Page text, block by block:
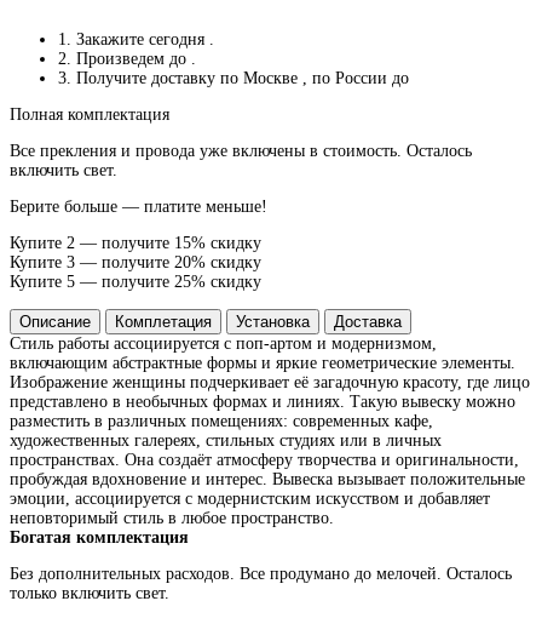
1. Закажите сегодня
2. Произведем до
3. Получите доставку по Москве
, по России до
Полная комплектация
Все прекления и провода уже включены в стоимость. Осталось
включить свет.
Берите больше — платите меньше!
Купите 2 — получите 15% скидку
Купите 3 — получите 20% скидку
Купите 5 — получите 25% скидку
Описание Комплетация Установка
Доставка
Стиль работы ассоциируется с поп-артом и модернизмом,
включающим абстрактные формы и яркие геометрические элементы.
Изображение женщины подчеркивает её загадочную красоту, где лицо
представлено в необычных формах и линиях. Такую вывеску можно
разместить в различных помещениях: современных кафе,
художественных галереях, стильных студиях или в личных
пространствах. Она создаёт атмосферу творчества и оригинальности,
пробуждая вдохновение и интерес. Вывеска вызывает положительные
эмоции, ассоциируется с модернистским искусством и добавляет
неповторимый стиль в любое пространство.
Богатая комплектация
Без дополнительных расходов. Все продумано до мелочей. Осталось
только включить свет.